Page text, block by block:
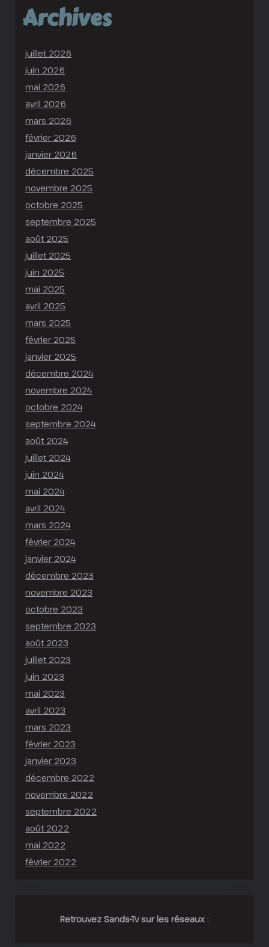
Archives
juillet 2026
juin 2026
mai 2026
avril 2026
mars 2026
février 2026
janvier 2026
décembre 2025
novembre 2025
octobre 2025
septembre 2025
août 2025
juillet 2025
juin 2025
mai 2025
avril 2025
mars 2025
février 2025
janvier 2025
décembre 2024
novembre 2024
octobre 2024
septembre 2024
août 2024
juillet 2024
juin 2024
mai 2024
avril 2024
mars 2024
février 2024
janvier 2024
décembre 2023
novembre 2023
octobre 2023
septembre 2023
août 2023
juillet 2023
juin 2023
mai 2023
avril 2023
mars 2023
février 2023
janvier 2023
décembre 2022
novembre 2022
septembre 2022
août 2022
mai 2022
février 2022
Retrouvez Sands-Tv sur les réseaux :